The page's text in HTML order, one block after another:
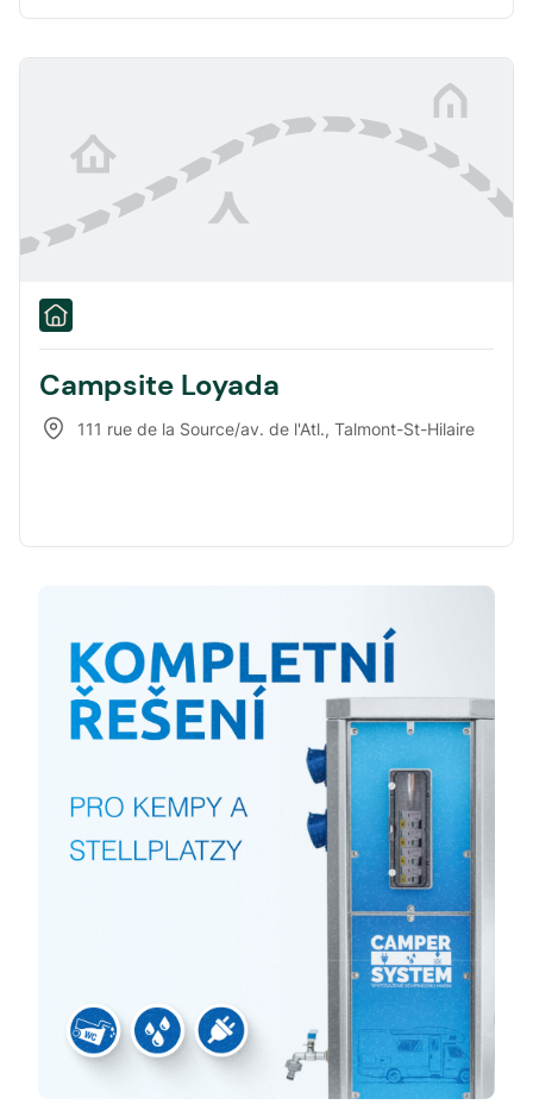
Campsite Loyada
111 rue de la Source/av. de l'Atl., Talmont-St-Hilaire